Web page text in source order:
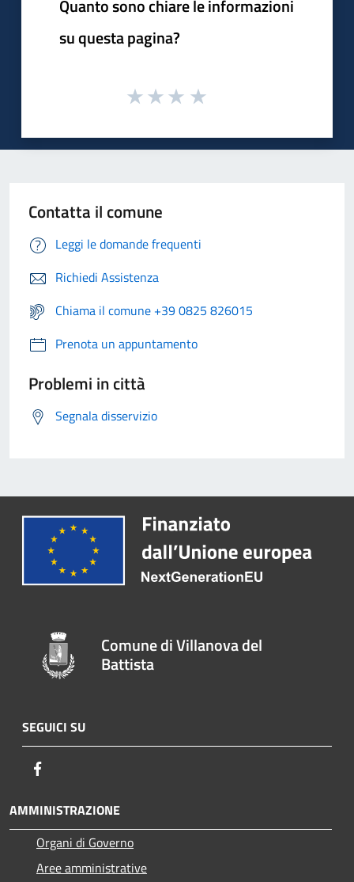
Quanto sono chiare le informazioni
su questa pagina?
Contatta il comune
Leggi le domande frequenti
Richiedi Assistenza
Chiama il comune +39 0825 826015
Prenota un appuntamento
Problemi in città
Segnala disservizio
Comune di Villanova del
Battista
SEGUICI SU
AMMINISTRAZIONE
Organi di Governo
Aree amministrative